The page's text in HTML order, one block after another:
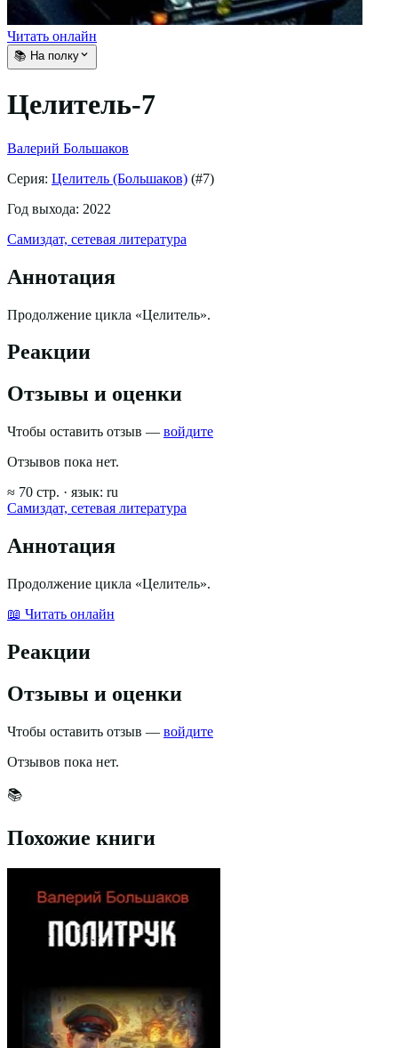
Читать онлайн
📚 На полку
Целитель-7
Валерий Большаков
Серия: Целитель (Большаков) (#7)
Год выхода: 2022
Самиздат, сетевая литература
Аннотация
Продолжение цикла «Целитель».
Реакции
Отзывы и оценки
Чтобы оставить отзыв — войдите
Отзывов пока нет.
≈ 70 стр. · язык: ru
Самиздат, сетевая литература
Аннотация
Продолжение цикла «Целитель».
📖 Читать онлайн
Реакции
Отзывы и оценки
Чтобы оставить отзыв — войдите
Отзывов пока нет.
📚
Похожие книги